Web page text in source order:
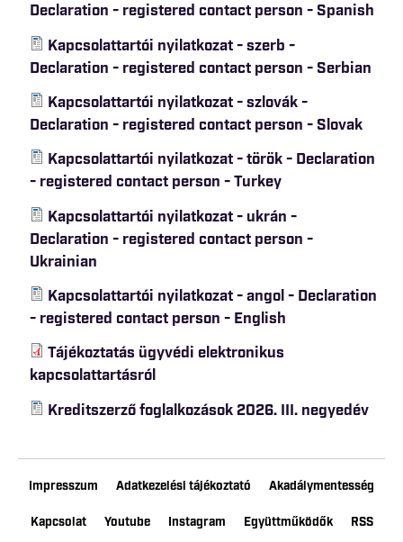
Declaration - registered contact person - Spanish
Kapcsolattartói nyilatkozat - szerb -
Declaration - registered contact person - Serbian
Kapcsolattartói nyilatkozat - szlovák -
Declaration - registered contact person - Slovak
Kapcsolattartói nyilatkozat - török - Declaration
- registered contact person - Turkey
Kapcsolattartói nyilatkozat - ukrán -
Declaration - registered contact person -
Ukrainian
Kapcsolattartói nyilatkozat - angol - Declaration
- registered contact person - English
Tájékoztatás ügyvédi elektronikus
kapcsolattartásról
Kreditszerző foglalkozások 2026. III. negyedév
Impresszum Adatkezelési tájékoztató Akadálymentesség
Kapcsolat Youtube Instagram Együttműködők RSS